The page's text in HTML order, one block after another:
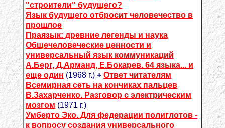
"строители" будущего?
Язык будущего отбросит человечество в
прошлое
Праязык: древние легенды и наука
Общечеловеческие ценности и
универсальный язык коммуникаций
А.Берг, Д.Арманд, Е.Бокарев. 64 языка... и
еще один (1968 г.) + Ответ читателям
Всемирная сеть на кончиках пальцев
В.Захарченко. Разговор с электрическим
мозгом (1971 г.)
Умберто Эко. Для федерации полиглотов -
к вопросу создания универсального